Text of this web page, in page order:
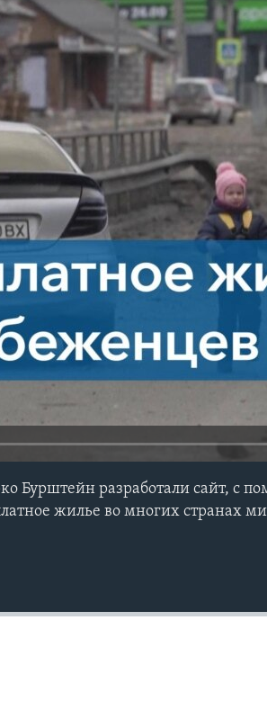
No media
разработали сайт, с
жилье во многих странах